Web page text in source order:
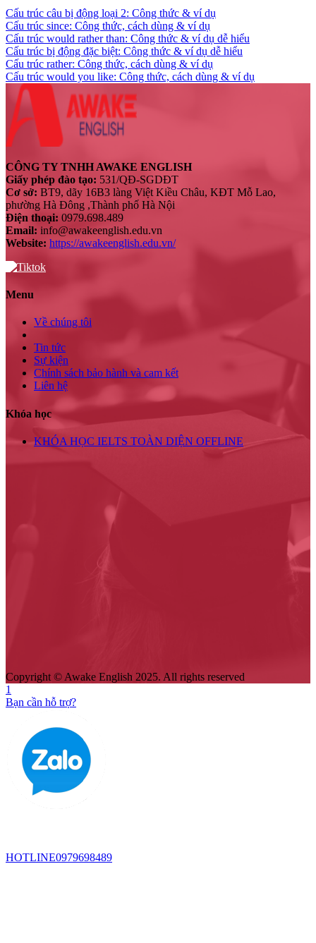
Cấu trúc câu bị động loại 2: Công thức & ví dụ
Cấu trúc since: Công thức, cách dùng & ví dụ
Cấu trúc would rather than: Công thức & ví dụ dễ hiểu
Cấu trúc bị động đặc biệt: Công thức & ví dụ dễ hiểu
Cấu trúc rather: Công thức, cách dùng & ví dụ
Cấu trúc would you like: Công thức, cách dùng & ví dụ
CÔNG TY TNHH AWAKE ENGLISH
Giấy phép đào tạo: 531/QĐ-SGDĐT
Cơ sở: BT9, dãy 16B3 làng Việt Kiều Châu, KĐT Mỗ Lao,
phường Hà Đông ,Thành phố Hà Nội
Điện thoại: 0979.698.489
Email: info@awakeenglish.edu.vn
Website: https://awakeenglish.edu.vn/
Menu
Về chúng tôi
Tin tức
Sự kiện
Chính sách bảo hành và cam kết
Liên hệ
Khóa học
KHÓA HỌC IELTS TOÀN DIỆN OFFLINE
Copyright © Awake English 2025. All rights reserved
1
Bạn cần hỗ trợ?
HOTLINE0979698489